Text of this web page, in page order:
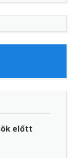
előtt